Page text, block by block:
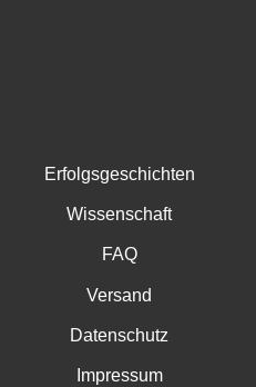
Erfolgsgeschichten
Wissenschaft
FAQ
Versand
Datenschutz
Impressum